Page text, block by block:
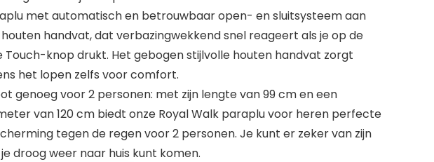
met automatisch en betrouwbaar open- en sluitsysteem aan
handvat, dat verbazingwekkend snel reageert als je op de
Touch-knop drukt. Het gebogen stijlvolle houten handvat zorgt
het lopen zelfs voor comfort.
genoeg voor 2 personen: met zijn lengte van 99 cm en een
van 120 cm biedt onze Royal Walk paraplu voor heren perfecte
tegen de regen voor 2 personen. Je kunt er zeker van zijn
droog weer naar huis kunt komen.